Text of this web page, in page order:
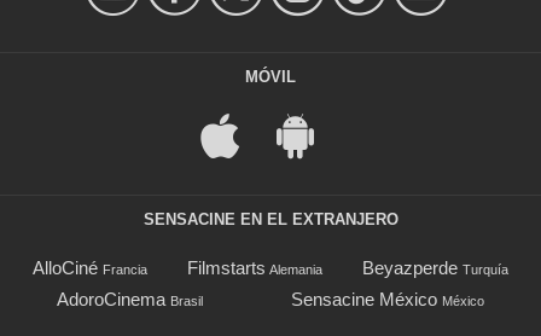
MÓVIL
SENSACINE EN EL EXTRANJERO
AlloCiné Francia Filmstarts Alemania Beyazperde Turquía
AdoroCinema Brasil Sensacine México México